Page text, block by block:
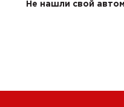
Не нашли свой